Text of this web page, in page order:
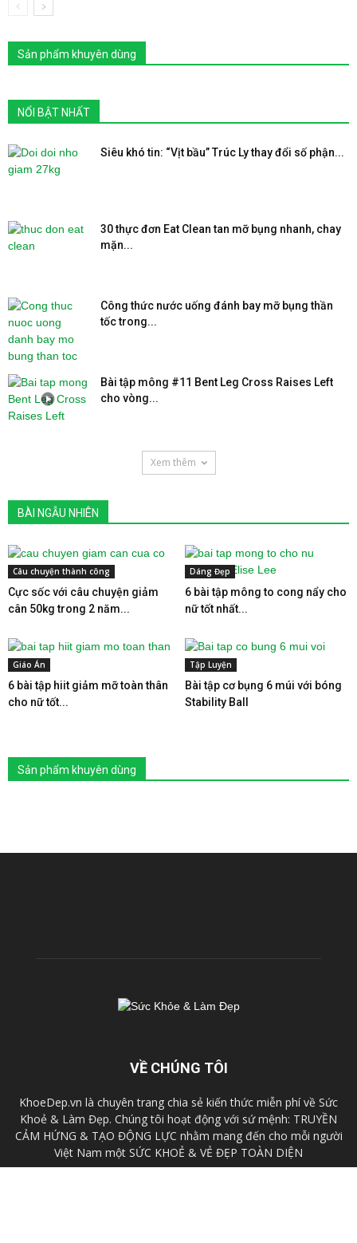
Sản phẩm khuyên dùng
NỔI BẬT NHẤT
Siêu khó tin: “Vịt bầu” Trúc Ly thay đổi số phận...
30 thực đơn Eat Clean tan mỡ bụng nhanh, chay
mặn...
Công thức nước uống đánh bay mỡ bụng thần
tốc trong...
Bài tập mông #11 Bent Leg Cross Raises Left
cho vòng...
Xem thêm
BÀI NGẪU NHIÊN
Câu chuyện thành công
Cực sốc với câu chuyện giảm
cân 50kg trong 2 năm...
Dáng Đẹp
6 bài tập mông to cong nẩy cho
nữ tốt nhất...
Giáo Án
6 bài tập hiit giảm mỡ toàn thân
cho nữ tốt...
Tập Luyện
Bài tập cơ bụng 6 múi với bóng
Stability Ball
Sản phẩm khuyên dùng
VỀ CHÚNG TÔI
KhoeDep.vn là chuyên trang chia sẻ kiến thức miễn phí về Sức
Khoẻ & Làm Đẹp. Chúng tôi hoạt động với sứ mệnh: TRUYỀN
CẢM HỨNG & TẠO ĐỘNG LỰC nhằm mang đến cho mỗi người
Việt Nam một SỨC KHOẺ & VẺ ĐẸP TOÀN DIỆN